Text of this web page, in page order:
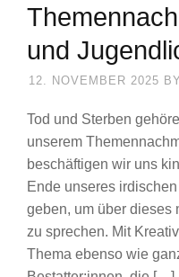
und
12. NOVEMBER 2025 BY
Tod und Sterben
unserem
beschäftigen wir uns
Ende unseres
geben, um über dieses
zu sprechen. Mit
Thema ebenso wie